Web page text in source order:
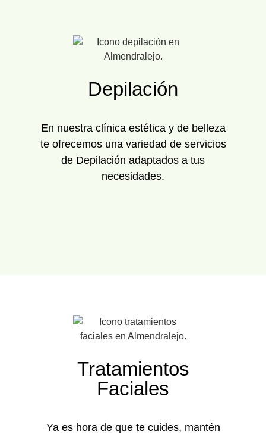
Depilación
En nuestra clínica estética y de belleza
te ofrecemos una variedad de servicios
de Depilación adaptados a tus
necesidades.
Tratamientos
Faciales
Ya es hora de que te cuides, mantén